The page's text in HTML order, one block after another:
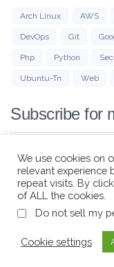
Arch Linux AWS
DevOps Git
Php Python
Ubuntu-Tn Web
Subscribe for
Type your email…
© 2026
We use cookies on
relevant experience
repeat visits. By
of ALL the cookies.
Do not sell my
Cookie settings